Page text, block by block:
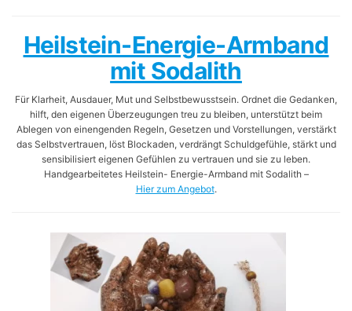
Heilstein-Energie-Armband
mit Sodalith
Für Klarheit, Ausdauer, Mut und Selbstbewusstsein. Ordnet die Gedanken,
hilft, den eigenen Überzeugungen treu zu bleiben, unterstützt beim
Ablegen von einengenden Regeln, Gesetzen und Vorstellungen, verstärkt
das Selbstvertrauen, löst Blockaden, verdrängt Schuldgefühle, stärkt und
sensibilisiert eigenen Gefühlen zu vertrauen und sie zu leben.
Handgearbeitetes Heilstein- Energie-Armband mit Sodalith –
Hier zum Angebot.